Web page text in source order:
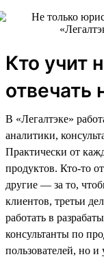
Кто учит
В «Легалтэке»
аналитики,
Практически от
продуктов. Кто-то
другие — за то,
клиентов, третьи
работать в
консультанты по
пользователей, но